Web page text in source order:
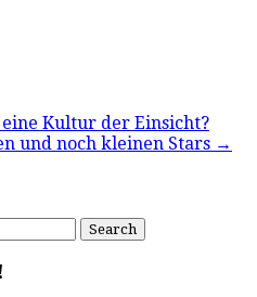
Kultur der Einsicht?
und noch kleinen Stars →